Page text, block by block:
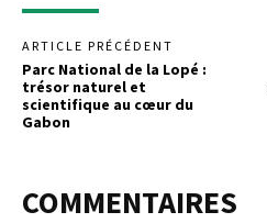
ARTICLE PRÉCÉDENT
Parc National de la Lopé :
trésor naturel et
scientifique au cœur du
Gabon
COMMENTAIRES